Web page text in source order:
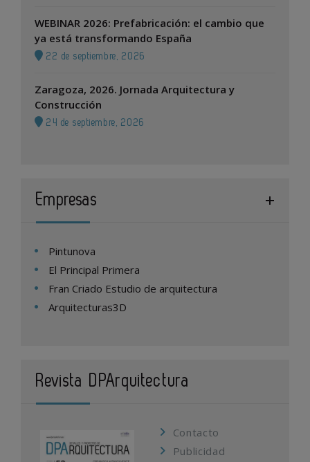
WEBINAR 2026: Prefabricación: el cambio que
ya está transformando España
22 de septiembre, 2026
Zaragoza, 2026. Jornada Arquitectura y
Construcción
24 de septiembre, 2026
Empresas
Pintunova
El Principal Primera
Fran Criado Estudio de arquitectura
Arquitecturas3D
Revista DPArquitectura
Contacto
Publicidad